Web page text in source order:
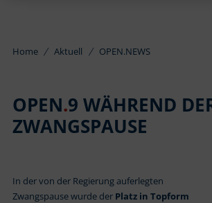
Home Aktuell OPEN.NEWS
OPEN.9 WÄHREND
ZWANGSPAUSE
In der von der Regierung auferlegten
Zwangspause wurde der Platz in Topform